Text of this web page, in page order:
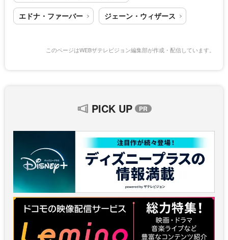
エドナ・ファーバー ジェーン・ウィザース
このページはWEBザテレビジョン編集部が作成・配信しています。
PICK UP